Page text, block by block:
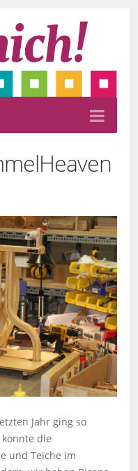
Heaven
Jahr ging so
die
und Teiche im